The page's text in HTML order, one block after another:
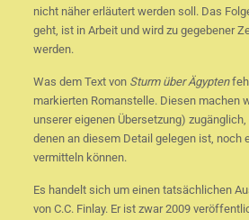
nicht näher erläutert werden soll. Das
geht, ist in Arbeit und wird zu gegebener
werden.
Was dem Text von Sturm über Ägypten
markierten Romanstelle. Diesen machen
unserer eigenen Übersetzung)
denen an diesem Detail gelegen ist, noch
vermitteln können.
Es handelt sich um einen tatsächlichen
von C.C. Finlay. Er ist zwar 2009